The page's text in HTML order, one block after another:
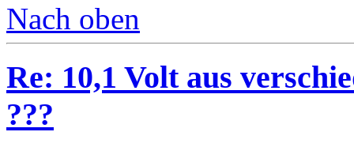
Nach oben
Re: 10,1 Volt aus
???